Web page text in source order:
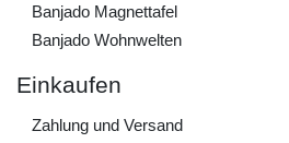
Banjado Magnettafel
Banjado Wohnwelten
Einkaufen
Zahlung und Versand